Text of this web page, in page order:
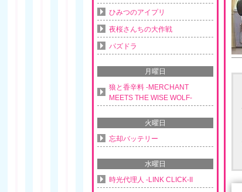
ひみつのアイプリ
夜桜さんちの大作戦
パズドラ
月曜日
狼と香辛料 -MERCHANT
MEETS THE WISE WOLF-
火曜日
忘却バッテリー
水曜日
時光代理人 -LINK CLICK-II